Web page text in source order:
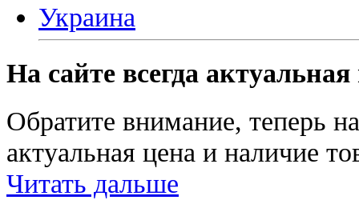
Украина
На сайте всегда
Обратите внимание, теперь
актуальная цена и наличие
Читать дальше